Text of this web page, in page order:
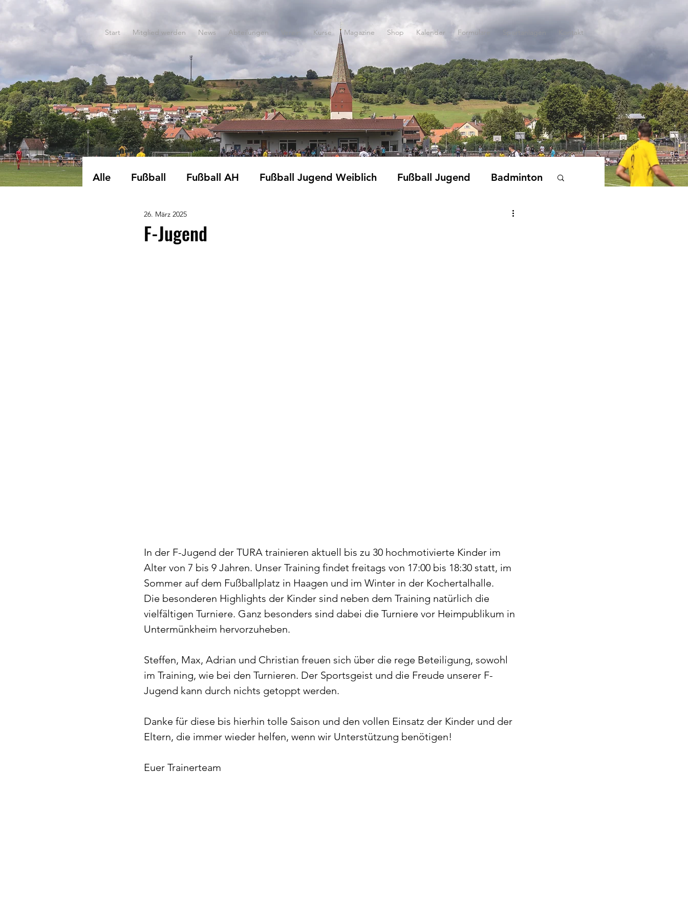
Start Mitglied werden News Abteilungen Kurse Magazine Shop Kalender Formulare Kontakt
Alle Fußball Fußball AH Fußball Jugend Weiblich Fußball Jugend Badminton
EWG-Turnen
F-Jugend
26. März 2025
In der F-Jugend der TURA trainieren aktuell bis zu 30 hochmotivierte Kinder im
Alter von 7 bis 9 Jahren. Unser Training findet freitags von 17:00 bis 18:30 statt, im
Sommer auf dem Fußballplatz in Haagen und im Winter in der Kochertalhalle.
Die besonderen Highlights der Kinder sind neben dem Training natürlich die
vielfältigen Turniere. Ganz besonders sind dabei die Turniere vor Heimpublikum in
Untermünkheim hervorzuheben.
Steffen, Max, Adrian und Christian freuen sich über die rege Beteiligung, sowohl
im Training, wie bei den Turnieren. Der Sportsgeist und die Freude unserer F-
Jugend kann durch nichts getoppt werden.
Danke für diese bis hierhin tolle Saison und den vollen Einsatz der Kinder und der
Eltern, die immer wieder helfen, wenn wir Unterstützung benötigen!
Euer Trainerteam